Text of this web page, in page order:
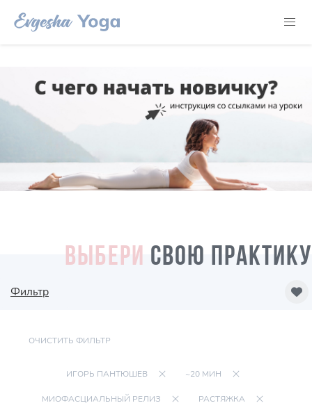
ВЫБЕРИ СВОЮ ПРАКТИКУ
Фильтр
ОЧИСТИТЬ ФИЛЬТР
ИГОРЬ ПАНТЮШЕВ ~20 МИН
МИОФАСЦИАЛЬНЫЙ РЕЛИЗ РАСТЯЖКА